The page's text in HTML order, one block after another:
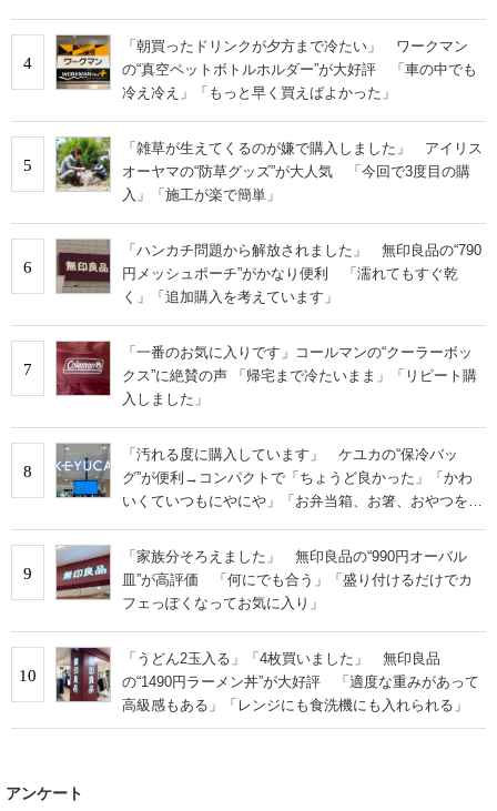
4
「朝買ったドリンクが夕方まで冷たい」 ワークマン
の“真空ペットボトルホルダー”が大好評 「車の中でも
冷え冷え」「もっと早く買えばよかった」
5
「雑草が生えてくるのが嫌で購入しました」 アイリス
オーヤマの“防草グッズ”が大人気 「今回で3度目の購
入」「施工が楽で簡単」
6
「ハンカチ問題から解放されました」 無印良品の“790
円メッシュポーチ”がかなり便利 「濡れてもすぐ乾
く」「追加購入を考えています」
7
「一番のお気に入りです」コールマンの“クーラーボッ
クス”に絶賛の声 「帰宅まで冷たいまま」「リピート購
入しました」
8
「汚れる度に購入しています」 ケユカの“保冷バッ
グ”が便利→コンパクトで「ちょうど良かった」「かわ
いくていつもにやにや」「お弁当箱、お箸、おやつを入
9
「家族分そろえました」 無印良品の“990円オーバル
皿”が高評価 「何にでも合う」「盛り付けるだけでカ
フェっぽくなってお気に入り」
10
「うどん2玉入る」「4枚買いました」 無印良品
の“1490円ラーメン丼”が大好評 「適度な重みがあって
高級感もある」「レンジにも食洗機にも入れられる」
アンケート